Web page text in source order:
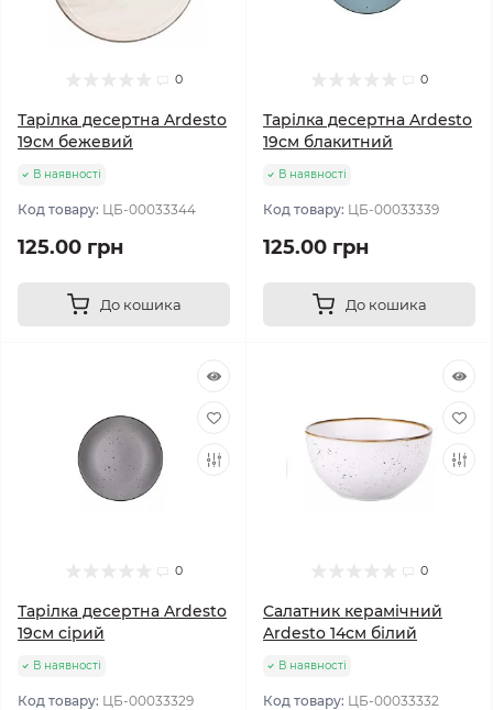
0
Тарілка десертна Ardesto
19см бежевий
В наявності
Код товару: ЦБ-00033344
125.00 грн
До кошика
0
Тарілка десертна Ardesto
19см блакитний
В наявності
Код товару: ЦБ-00033339
125.00 грн
До кошика
0
Тарілка десертна Ardesto
19см сірий
В наявності
Код товару: ЦБ-00033329
0
Салатник керамічний
Ardesto 14см білий
В наявності
Код товару: ЦБ-00033332